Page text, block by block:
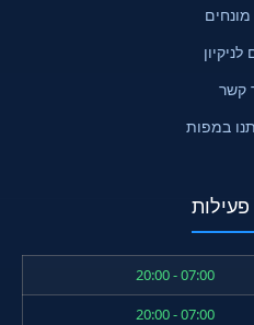
מונחים
קשר
במפות
07:00 - 20:00
07:00 - 20:00